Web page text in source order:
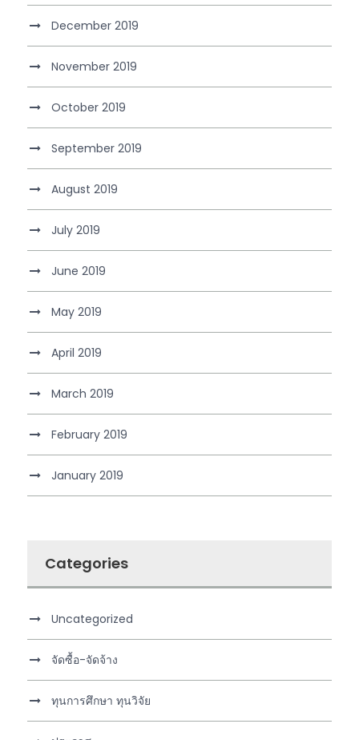
December 2019
November 2019
October 2019
September 2019
August 2019
July 2019
June 2019
May 2019
April 2019
March 2019
February 2019
January 2019
Categories
Uncategorized
จัดซื้อ-จัดจ้าง
ทุนการศึกษา ทุนวิจัย